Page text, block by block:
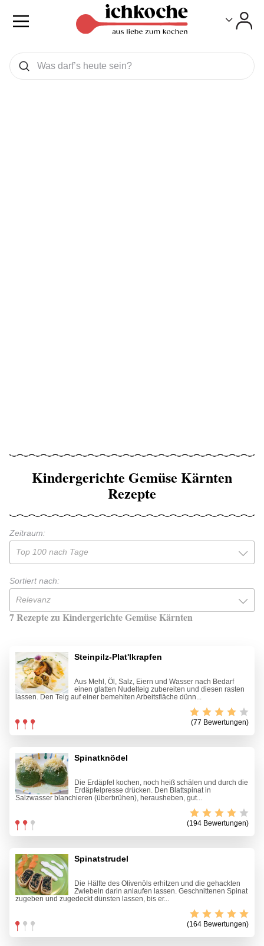
Was wollen Sie suchen
Suchen
Kindergerichte Gemüse Kärnten
Rezepte
Zeitraum:
Top 100 nach Tage
Sortiert nach:
Relevanz
7 Rezepte zu Kindergerichte Gemüse Kärnten
Steinpilz-Plat'lkrapfen
Aus Mehl, Öl, Salz, Eiern und Wasser nach Bedarf
einen glatten Nudelteig zubereiten und diesen rasten
lassen. Den Teig auf einer bemehlten Arbeitsfläche dünn...
(77 Bewertungen)
Spinatknödel
Die Erdäpfel kochen, noch heiß schälen und durch die
Erdäpfelpresse drücken. Den Blattspinat in
Salzwasser blanchieren (überbrühen), herausheben, gut...
(194 Bewertungen)
Spinatstrudel
Die Hälfte des Olivenöls erhitzen und die gehackten
Zwiebeln darin anlaufen lassen. Geschnittenen Spinat
zugeben und zugedeckt dünsten lassen, bis er...
(164 Bewertungen)